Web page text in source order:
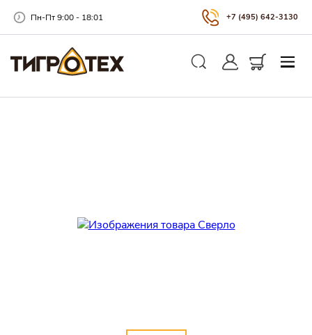
Пн-Пт 9:00 - 18:01 +7 (495) 642-3130